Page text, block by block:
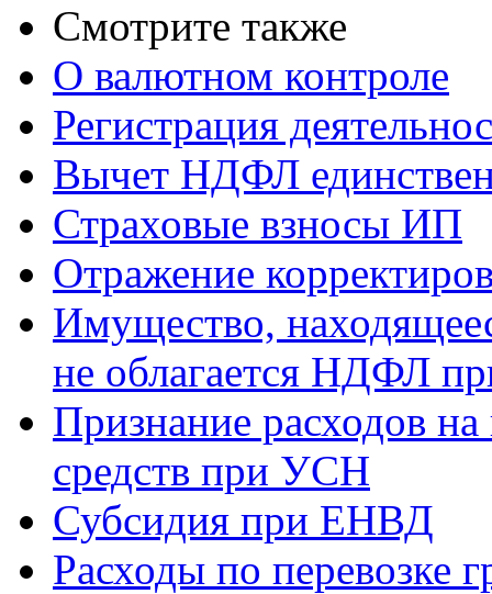
Смотрите также
О валютном контроле
Регистрация
Вычет НДФЛ
Страховые взносы ИП
Отражение
Имущество,
не облагается НДФЛ
Признание расходов
средств при УСН
Субсидия при ЕНВД
Расходы по перевозке